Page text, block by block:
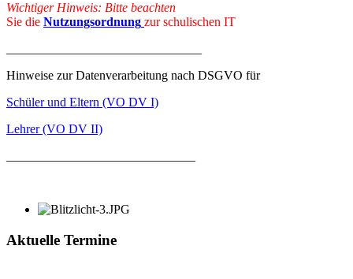
Wichtiger Hinweis: Bitte beachten
Sie die Nutzungsordnung zur schulischen IT
Hinweise zur Datenverarbeitung nach DSGVO für
Schüler und Eltern (VO DV I)
Lehrer (VO DV II)
Aktuelle Termine